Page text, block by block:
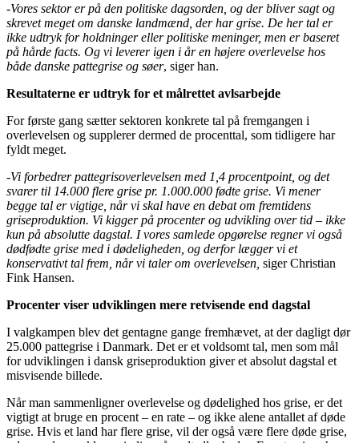
-Vores sektor er på den politiske dagsorden, og der bliver sagt og
skrevet meget om danske landmænd, der har grise. De her tal er
ikke udtryk for holdninger eller politiske meninger, men er baseret
på hårde facts. Og vi leverer igen i år en højere overlevelse hos
både danske pattegrise og søer, siger han.
Resultaterne er udtryk for et målrettet avlsarbejde
For første gang sætter sektoren konkrete tal på fremgangen i
overlevelsen og supplerer dermed de procenttal, som tidligere har
fyldt meget.
-Vi forbedrer pattegrisoverlevelsen med 1,4 procentpoint, og det
svarer til 14.000 flere grise pr. 1.000.000 fødte grise. Vi mener
begge tal er vigtige, når vi skal have en debat om fremtidens
griseproduktion. Vi kigger på procenter og udvikling over tid – ikke
kun på absolutte dagstal. I vores samlede opgørelse regner vi også
dødfødte grise med i dødeligheden, og derfor lægger vi et
konservativt tal frem, når vi taler om overlevelsen, siger Christian
Fink Hansen.
Procenter viser udviklingen mere retvisende end dagstal
I valgkampen blev det gentagne gange fremhævet, at der dagligt dør
25.000 pattegrise i Danmark. Det er et voldsomt tal, men som mål
for udviklingen i dansk griseproduktion giver et absolut dagstal et
misvisende billede.
Når man sammenligner overlevelse og dødelighed hos grise, er det
vigtigt at bruge en procent – en rate – og ikke alene antallet af døde
grise. Hvis et land har flere grise, vil der også være flere døde grise,